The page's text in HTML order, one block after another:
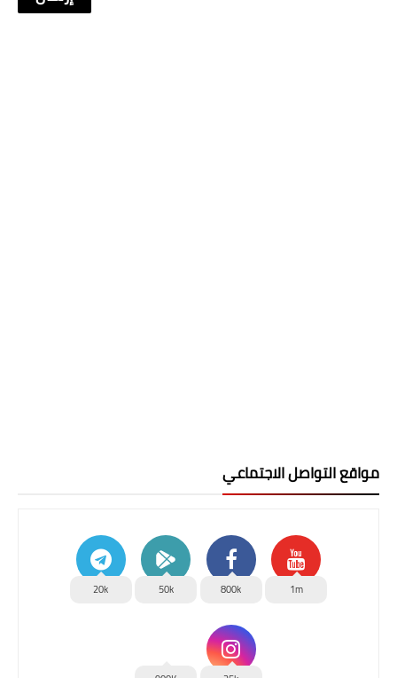
مواقع التواصل الاجتماعي
1m
800k
50k
20k